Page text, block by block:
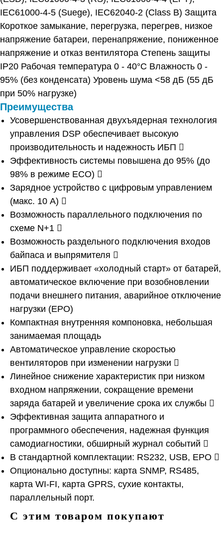
IEC61000-4-5 (Suege), IEC62040-2 (Class B) Защита
Короткое замыкание, перегрузка, перегрев, низкое
напряжение батареи, перенапряжение, пониженное
напряжение и отказ вентилятора Степень защиты
IP20 Рабочая температура 0 - 40°С Влажность 0 -
95% (без конденсата) Уровень шума <58 дБ (55 дБ
при 50% нагрузке)
Преимущества
Усовершенствованная двухъядерная технология
управления DSP обеспечивает высокую
производительность и надежность ИБП 
Эффективность системы повышена до 95% (до
98% в режиме ECO) 
Зарядное устройство с цифровым управлением
(макс. 10 А) 
Возможность параллельного подключения по
схеме N+1 
Возможность раздельного подключения входов
байпаса и выпрямителя 
ИБП поддерживает «холодный старт» от батарей,
автоматическое включение при возобновлении
подачи внешнего питания, аварийное отключение
нагрузки (EPO)
Компактная внутренняя компоновка, небольшая
занимаемая площадь
Автоматическое управление скоростью
вентиляторов при изменении нагрузки 
Линейное снижение характеристик при низком
входном напряжении, сокращение времени
заряда батарей и увеличение срока их службы 
Эффективная защита аппаратного и
программного обеспечения, надежная функция
самодиагностики, обширный журнал событий 
В стандартной комплектации: RS232, USB, EPO 
Опционально доступны: карта SNMP, RS485,
карта WI-FI, карта GPRS, сухие контакты,
параллельный порт.
С этим товаром покупают